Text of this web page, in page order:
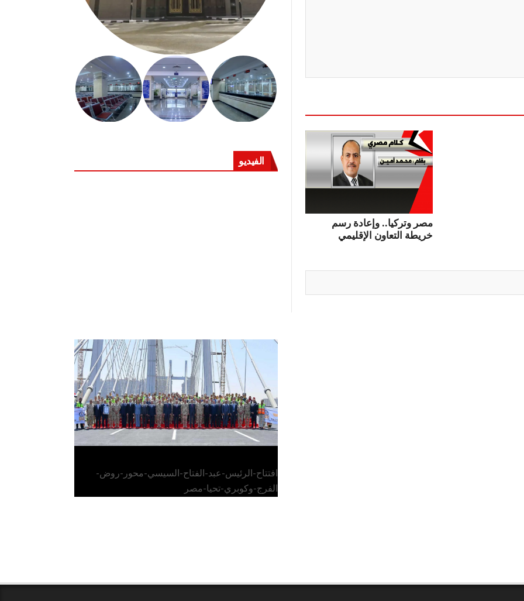
مصر وتركيا.. وإعادة رسم
خريطة التعاون الإقليمي
الفيديو
الرئيس عبد الفتاح السيسي يفتتح محور روض
الفرج وكوبري تحيا مصر
افتتاح-الرئيس-عبد-الفتاح-السيسي-محور-روض-
الفرج-وكوبري-تحيا-مصر